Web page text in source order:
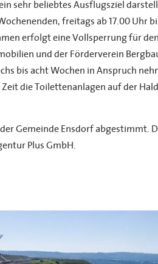
sehr beliebtes Ausflugsziel
freitags ab 17.00 Uhr
erfolgt eine Vollsperrung für
und der Förderverein
bis acht Wochen in Anspruch
die Toilettenanlagen auf der
Gemeinde Ensdorf abgestimmt.
Plus GmbH.